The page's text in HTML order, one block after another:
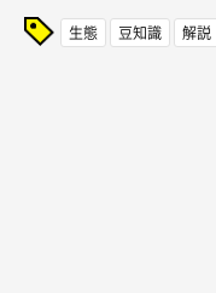
生態 豆知識 解説